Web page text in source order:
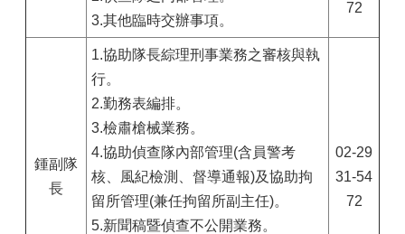
3.其他臨時交辦事項。
72
鍾副隊
長
1.協助隊長綜理刑事業務之審核與執
行。
2.勤務表編排。
3.檢肅槍械業務。
4.協助偵查隊內部管理(含員警考
核、風紀檢測、督導通報)及協助拘
留所管理(兼任拘留所副主任)。
5.新聞稿暨偵查不公開業務。
02-29
31-54
72